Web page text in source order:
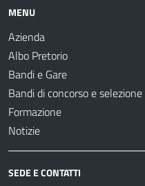
MENU
Azienda
Albo Pretorio
Bandi e Gare
Bandi di concorso e selezione
Formazione
Notizie
SEDE E CONTATTI